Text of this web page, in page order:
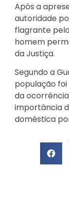
Após a
autoridade
flagrante
homem
da Justiça.
Segundo a
população
da
importância
doméstica